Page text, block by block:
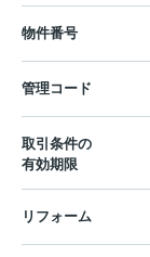
物件番号
管理コード
取引条件の
有効期限
リフォーム